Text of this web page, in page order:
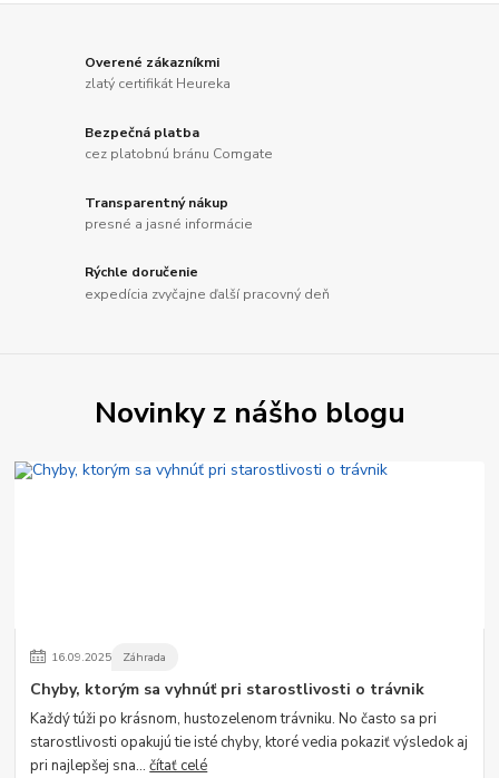
Overené zákazníkmi
zlatý certifikát Heureka
Bezpečná platba
cez platobnú bránu Comgate
Transparentný nákup
presné a jasné informácie
Rýchle doručenie
expedícia zvyčajne ďalší pracovný deň
Novinky z nášho blogu
16.09.2025 Záhrada
Chyby, ktorým sa vyhnúť pri starostlivosti o trávnik
Každý túži po krásnom, hustozelenom trávniku. No často sa pri
starostlivosti opakujú tie isté chyby, ktoré vedia pokaziť výsledok aj
pri najlepšej sna...čítať celé